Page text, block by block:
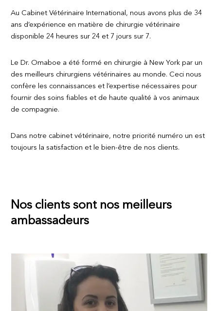
Au Cabinet Vétérinaire International, nous avons plus de 34
ans d’expérience en matière de chirurgie vétérinaire
disponible 24 heures sur 24 et 7 jours sur 7.
Le Dr. Omaboe a été formé en chirurgie à New York par un
des meilleurs chirurgiens vétérinaires au monde. Ceci nous
confère les connaissances et l’expertise nécessaires pour
fournir des soins fiables et de haute qualité à vos animaux
de compagnie.
Dans notre cabinet vétérinaire, notre priorité numéro un est
toujours la satisfaction et le bien-être de nos clients.
Nos clients sont nos meilleurs
ambassadeurs